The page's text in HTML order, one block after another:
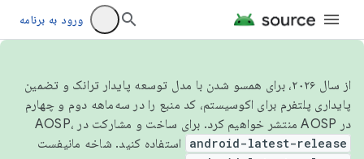
ورود به برنامه
از سال ۲۰۲۶، برای همسو شدن با مدل توسعه پایدار ترانک و تضمین
پایداری پلتفرم برای اکوسیستم، کد منبع را در سه‌ماهه دوم و چهارم
در AOSP منتشر خواهیم کرد. برای ساخت و مشارکت در AOSP،
android-latest-release استفاده کنید. شاخه مانیفست